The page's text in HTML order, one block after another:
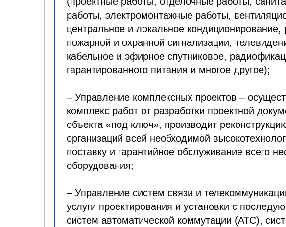
работы, электромонтажные работы,
центральное и локальное кондиционирование,
пожарной и охранной сигнализации,
кабельное и эфирное спутниковое,
гарантированного питания и многое другое);
– Управление комплексных проектов –
комплекс работ от разработки проектной
объекта «под ключ», производит
организаций всей необходимой
поставку и гарантийное обслуживание всего
оборудования;
– Управление систем связи и
услуги проектирования и установки с
систем автоматической коммутации (АТС),